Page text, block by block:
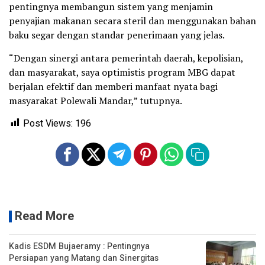
pentingnya membangun sistem yang menjamin
penyajian makanan secara steril dan menggunakan bahan
baku segar dengan standar penerimaan yang jelas.
“Dengan sinergi antara pemerintah daerah, kepolisian,
dan masyarakat, saya optimistis program MBG dapat
berjalan efektif dan memberi manfaat nyata bagi
masyarakat Polewali Mandar,” tutupnya.
Post Views: 196
Read More
Kadis ESDM Bujaeramy : Pentingnya
Persiapan yang Matang dan Sinergitas